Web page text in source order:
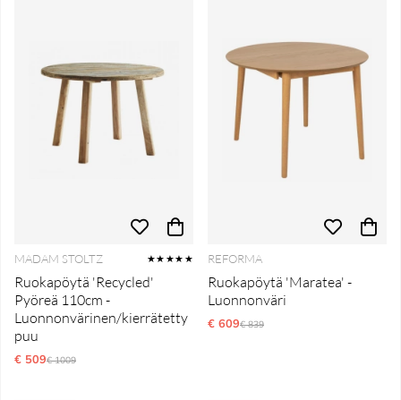
MADAM STOLTZ ★★★★★
Ruokapöytä 'Recycled'
Pyöreä 110cm -
Luonnonvärinen/kierrätetty
puu
€ 509Normaali hinta
€ 1009
REFORMA
Ruokapöytä 'Maratea' -
Luonnonväri
€ 609Normaali hinta
€ 839